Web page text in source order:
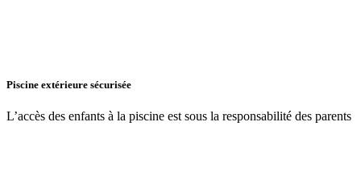
Piscine extérieure sécurisée
L’accès des enfants à la piscine est sous la responsabilité des parents